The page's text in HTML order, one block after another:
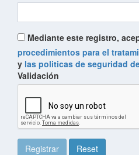
Mediante este registro,
procedimientos para el
y las politicas de seguridad
Validación
Registrar Reset